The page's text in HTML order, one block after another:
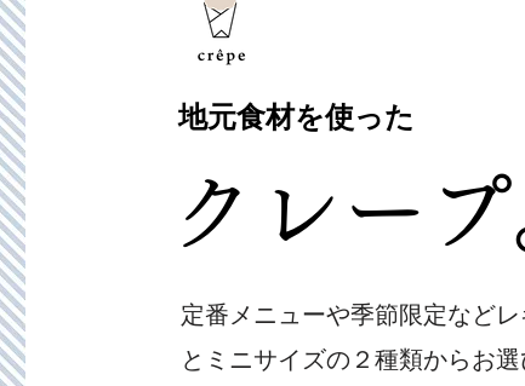
地元食材を使った
クレープ
定番メニューや季節限定など
とミニサイズの２種類からお